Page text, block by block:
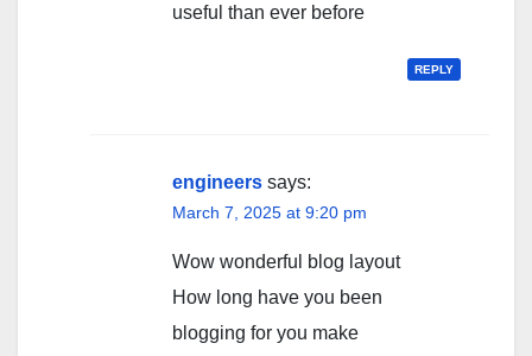
useful than ever before
REPLY
engineers says:
March 7, 2025 at 9:20 pm
Wow wonderful blog layout
How long have you been
blogging for you make